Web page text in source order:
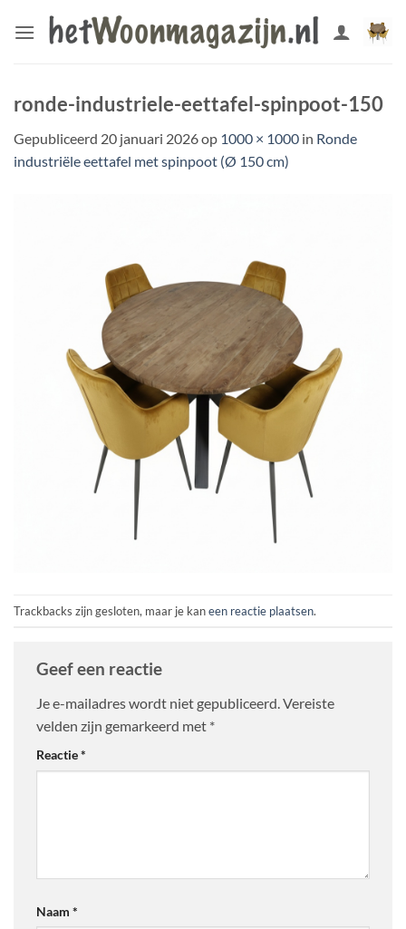
naar
ronde-industriele-eettafel-spinpoot-150
Gepubliceerd 20 januari 2026op 1000 × 1000 in Ronde
industriële eettafel met spinpoot (Ø 150 cm)
Trackbacks zijn gesloten, maar je kaneen reactie plaatsen.
Geef een reactie
Je e-mailadres wordt niet gepubliceerd.Vereiste
velden zijn gemarkeerd met *
Reactie*
Naam *